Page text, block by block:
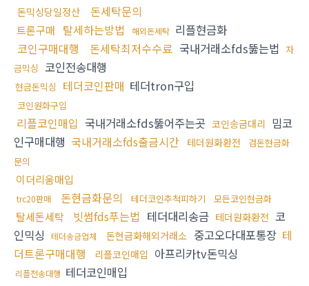
돈믹싱당일정산 돈세탁문의
트론구매 탈세하는방법 해외돈세탁 리플현금화
코인구매대행
돈세탁최저수수료 국내거래소fds뚫는법 자
금믹싱 코인전송대행
현금돈믹싱 테더코인판매 테더tron구입
코인원화구입
리플코인매입 국내거래소fds뚫어주는곳 코인송금대리 밈코
인구매대행 국내거래소fds출금시간 테더원화환전
검돈현금화
문의
이더리움매입
trc20판매 돈현금화문의 테더코인추척피하기 모든코인현금화
탈세돈세탁 빗썸fds푸는법 테더대리송금 테더원화환전 코
인믹싱
테더송금업체 돈현금화해외거래소 중고오다대포통장 테
더트론구매대행
리플코인매입 아프리카tv돈믹싱
리플전송대행 테더코인매입